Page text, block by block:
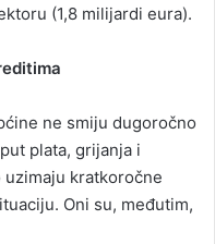
(1,8 milijardi eura).
ne smiju dugoročno
plata, grijanja i
kratkoročne
Oni su, međutim,